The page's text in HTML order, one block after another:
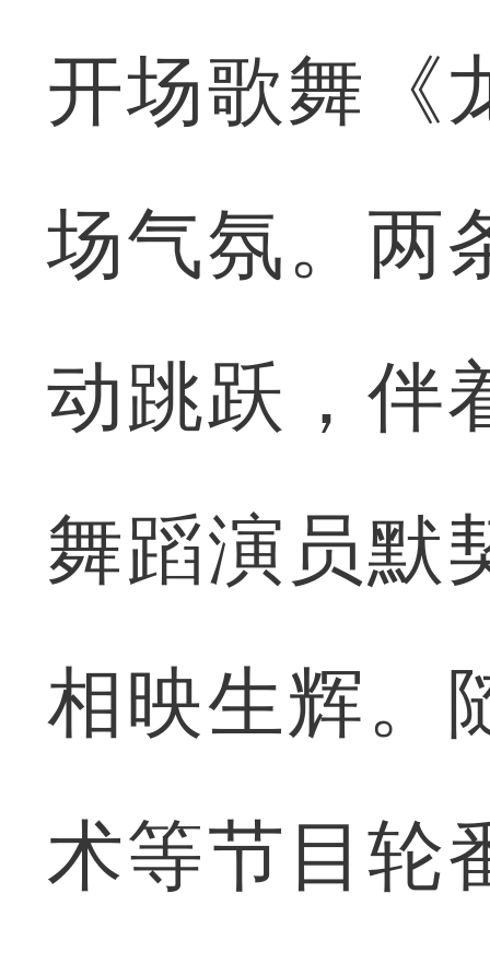
开场歌舞《
场气氛。两
动跳跃，伴
舞蹈演员默
相映生辉。
术等节目轮